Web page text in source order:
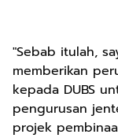
"Sebab itulah,
memberikan
kepada DUBS
pengurusan
projek